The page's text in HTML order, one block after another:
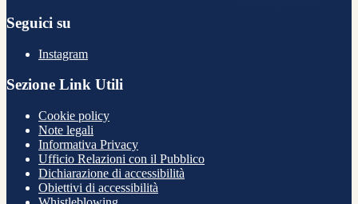
Seguici su
Instagram
Sezione Link Utili
Cookie policy
Note legali
Informativa Privacy
Ufficio Relazioni con il Pubblico
Dichiarazione di accessibilità
Obiettivi di accessibilità